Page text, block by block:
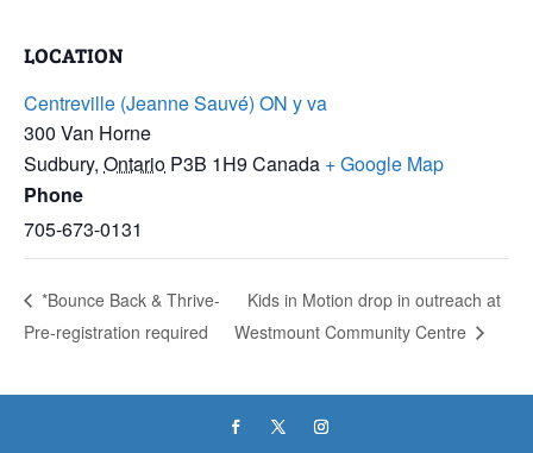
LOCATION
Centreville (Jeanne Sauvé) ON y va
300 Van Horne
Sudbury, Ontario P3B 1H9 Canada + Google Map
Phone
705-673-0131
*Bounce Back & Thrive-
Pre-registration required
Kids in Motion drop in outreach at
Westmount Community Centre